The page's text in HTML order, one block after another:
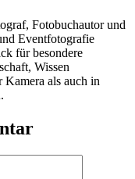
Fotobuchautor und
Eventfotografie
für besondere
Wissen
als auch in